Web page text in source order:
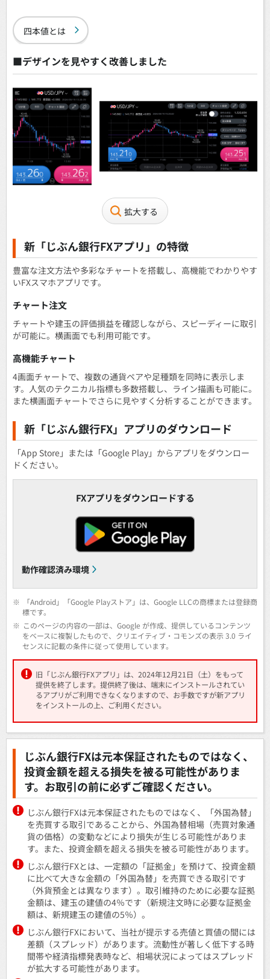
四本値とは
■デザインを見やすく改善しました
拡大する
新「じぶん銀行FXアプリ」の特徴
豊富な注文方法や多彩なチャートを搭載し、高機能でわかりやす
いFXスマホアプリです。
チャート注文
チャートや建玉の評価損益を確認しながら、スピーディーに取引
が可能に。横画面でも利用可能です。
高機能チャート
4画面チャートで、複数の通貨ペアや足種類を同時に表示しま
す。人気のテクニカル指標も多数搭載し、ライン描画も可能に。
また横画面チャートでさらに見やすく分析することができます。
新「じぶん銀行FX」アプリのダウンロード
「App Store」または「Google Play」からアプリをダウンロー
ドください。
FXアプリをダウンロードする
動作確認済み環境
※
「Android」「Google Playストア」は、Google LLCの商標または登録商
標です。
※ このページの内容の一部は、Google が作成、提供しているコンテンツ
をベースに複製したもので、クリエイティブ・コモンズの表示 3.0 ライ
センスに記載の条件に従って使用しています。
旧「じぶん銀行FXアプリ」は、2024年12月21日（土）をもって
提供を終了します。提供終了後は、端末にインストールされてい
るアプリがご利用できなくなりますので、お手数ですが新アプリ
をインストールの上、ご利用ください。
じぶん銀行FXは元本保証されたものではなく、
投資金額を超える損失を被る可能性がありま
す。お取引の前に必ずご確認ください。
じぶん銀行FXは元本保証されたものではなく、「外国為替」
を売買する取引であることから、外国為替相場（売買対象通
貨の価格）の変動などにより損失が生じる可能性がありま
す。また、投資金額を超える損失を被る可能性があります。
じぶん銀行FXとは、一定額の「証拠金」を預けて、投資金額
に比べて大きな金額の「外国為替」を売買できる取引です
（外貨預金とは異なります）。取引維持のために必要な証拠
金額は、建玉の建値の4％です（新規注文時に必要な証拠金
額は、新規建玉の建値の5％）。
じぶん銀行FXにおいて、当社が提示する売値と買値の間には
差額（スプレッド）があります。流動性が著しく低下する時
間帯や経済指標発表時など、相場状況によってはスプレッド
が拡大する可能性があります。